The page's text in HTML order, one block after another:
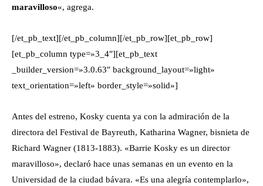
maravilloso«, agrega.
[/et_pb_text][/et_pb_column][/et_pb_row][et_pb_row]
[et_pb_column type=»3_4″][et_pb_text
_builder_version=»3.0.63″ background_layout=»light»
text_orientation=»left» border_style=»solid»]
Antes del estreno, Kosky cuenta ya con la admiración de la
directora del Festival de Bayreuth, Katharina Wagner, bisnieta de
Richard Wagner (1813-1883). «Barrie Kosky es un director
maravilloso», declaró hace unas semanas en un evento en la
Universidad de la ciudad bávara. «Es una alegría contemplarlo»,